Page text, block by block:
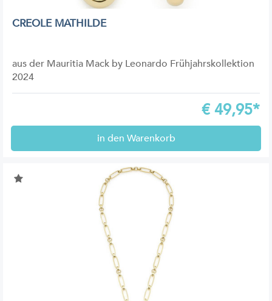
CREOLE MATHILDE
aus der Mauritia Mack by Leonardo Frühjahrskollektion
2024
€ 49,95*
in den Warenkorb